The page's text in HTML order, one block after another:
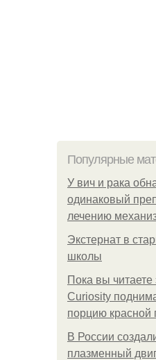
Популярные
У вич и рака
одинаковый
лечению
Экстернат в
школы
Пока вы читаете
Curiosity
порцию красной
В России
плазменный